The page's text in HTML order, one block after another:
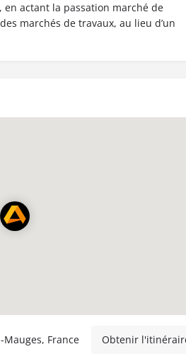
actant la passation marché de
marchés de travaux, au lieu d’un
France Obtenir